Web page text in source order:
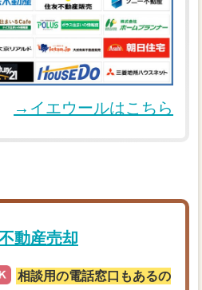
→イエウールはこちら
動産売却
相談用の電話窓口もあるの